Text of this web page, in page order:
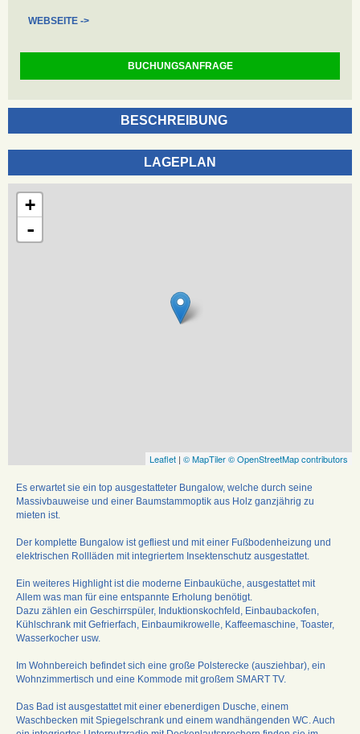
WEBSEITE ->
BUCHUNGSANFRAGE
BESCHREIBUNG
LAGEPLAN
+
-
Leaflet | © MapTiler© OpenStreetMap contributors
Es erwartet sie ein top ausgestatteter Bungalow, welche durch seine
Massivbauweise und einer Baumstammoptik aus Holz ganzjährig zu
mieten ist.
Der komplette Bungalow ist gefliest und mit einer Fußbodenheizung und
elektrischen Rollläden mit integriertem Insektenschutz ausgestattet.
Ein weiteres Highlight ist die moderne Einbauküche, ausgestattet mit
Allem was man für eine entspannte Erholung benötigt.
Dazu zählen ein Geschirrspüler, Induktionskochfeld, Einbaubackofen,
Kühlschrank mit Gefrierfach, Einbaumikrowelle, Kaffeemaschine, Toaster,
Wasserkocher usw.
Im Wohnbereich befindet sich eine große Polsterecke (ausziehbar), ein
Wohnzimmertisch und eine Kommode mit großem SMART TV.
Das Bad ist ausgestattet mit einer ebenerdigen Dusche, einem
Waschbecken mit Spiegelschrank und einem wandhängenden WC. Auch